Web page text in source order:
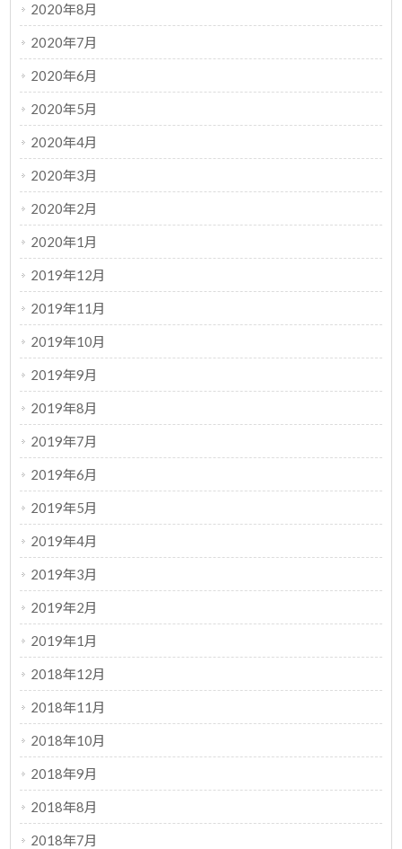
2020年8月
2020年7月
2020年6月
2020年5月
2020年4月
2020年3月
2020年2月
2020年1月
2019年12月
2019年11月
2019年10月
2019年9月
2019年8月
2019年7月
2019年6月
2019年5月
2019年4月
2019年3月
2019年2月
2019年1月
2018年12月
2018年11月
2018年10月
2018年9月
2018年8月
2018年7月